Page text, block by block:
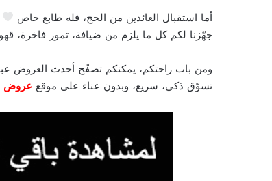
أما استقبال العائدين من الحج، فله طابع خاص
جهّزنا لكم كل ما يلزم من ضيافة، تمور فاخرة،
ومن باب راحتكم، يمكنكم تصفّح أحدث العروض
تسوّق ذكي، سريع، وبدون عناء على موقع عروض